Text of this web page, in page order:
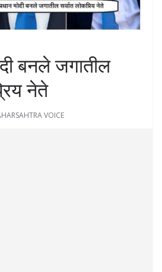
बनले जगातील
नेते
VOICE